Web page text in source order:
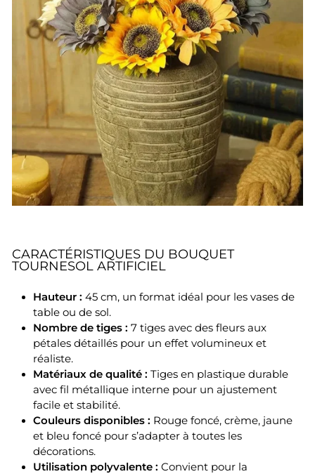
CARACTÉRISTIQUES DU BOUQUET
TOURNESOL ARTIFICIEL
Hauteur : 45 cm, un format idéal pour les vases de
table ou de sol.
Nombre de tiges : 7 tiges avec des fleurs aux
pétales détaillés pour un effet volumineux et
réaliste.
Matériaux de qualité : Tiges en plastique durable
avec fil métallique interne pour un ajustement
facile et stabilité.
Couleurs disponibles : Rouge foncé, crème, jaune
et bleu foncé pour s’adapter à toutes les
décorations.
Utilisation polyvalente : Convient pour la